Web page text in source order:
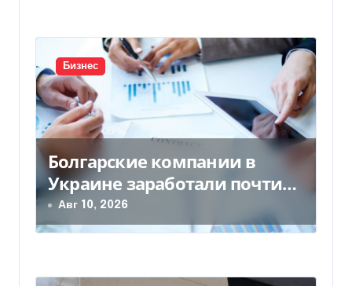
с
я
м
Бизнес
Болгарские компании в
Украине заработали почти
25 млрд грн в год: кто в
лидерах
Авг 10, 2026